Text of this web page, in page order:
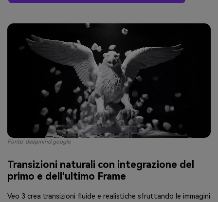
Transizioni naturali con integrazione del
primo e dell'ultimo Frame
Veo 3 crea transizioni fluide e realistiche sfruttando le immagini
Fonte: deepmind.google